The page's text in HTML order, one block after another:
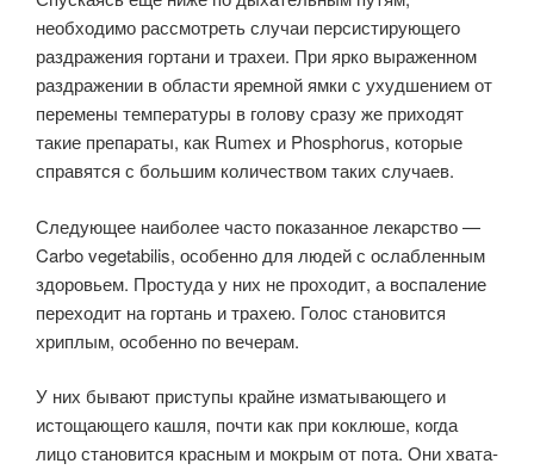
необходимо рассмотреть случаи персистирующего
раздражения гортани и трахеи. При ярко выраженном
раз­дражении в области яремной ямки с ухудшением от
перемены температуры в голову сразу же приходят
такие препараты, как Rumex и Phosphorus, кото­рые
справятся с большим количеством таких случаев.
Следующее наиболее часто показанное лекарство —
Carbo vegetabilis, особенно для людей с ослаб­ленным
здоровьем. Простуда у них не проходит, а воспаление
переходит на гортань и трахею. Голос становится
хриплым, особенно по вечерам.
У них бывают приступы крайне изматывающего и
истощающего кашля, почти как при коклюше, когда
лицо становится красным и мокрым от пота. Они хвата­